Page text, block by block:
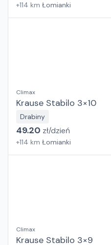
+114 km Łomianki
Climax
Krause Stabilo 3×10
Drabiny
49.20 zł/dzień
+114 km Łomianki
Climax
Krause Stabilo 3×9